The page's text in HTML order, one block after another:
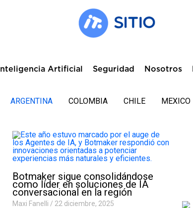
Inteligencia Artificial Seguridad Nosotros
ARGENTINA COLOMBIA CHILE MEXICO
Botmaker sigue consolidándose
como líder en soluciones de IA
conversacional en la región
Maxi Fanelli 22 diciembre, 2025